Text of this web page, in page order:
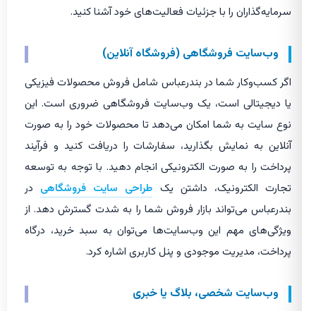
سرمایه‌گذاران را با جزئیات فعالیت‌های خود آشنا کنید.
وب‌سایت فروشگاهی (فروشگاه آنلاین)
اگر کسب‌وکار شما در بندرعباس شامل فروش محصولات فیزیکی
یا دیجیتالی است، یک وب‌سایت فروشگاهی ضروری است. این
نوع سایت به شما امکان می‌دهد تا محصولات خود را به صورت
آنلاین به نمایش بگذارید، سفارشات را دریافت کنید و فرآیند
پرداخت را به صورت الکترونیکی انجام دهید. با توجه به توسعه
تجارت الکترونیک، داشتن یک طراحی سایت فروشگاهی در
بندرعباس می‌تواند بازار فروش شما را به شدت گسترش دهد. از
ویژگی‌های مهم این وب‌سایت‌ها می‌توان به سبد خرید، درگاه
پرداخت، مدیریت موجودی و پنل کاربری اشاره کرد.
وب‌سایت شخصی، بلاگ یا خبری